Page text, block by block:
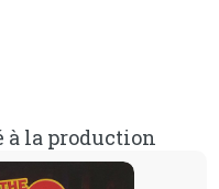
à la production